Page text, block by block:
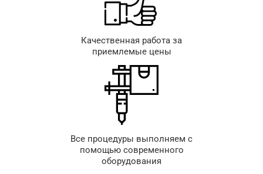
Качественная работа за
приемлемые цены
Все процедуры выполняем с
помощью современного
оборудования